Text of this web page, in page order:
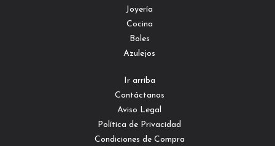
Joyería
Cocina
Boles
Azulejos
Ir arriba
Contáctanos
Aviso Legal
Política de Privacidad
Condiciones de Compra